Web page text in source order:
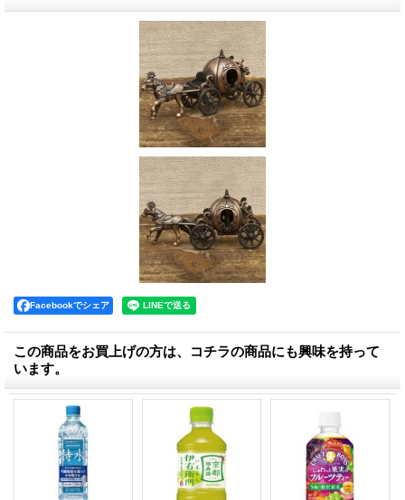
Facebookでシェア
この商品をお買上げの方は、コチラの商品にも興味を持って
います。